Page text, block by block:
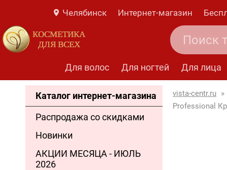
Челябинск Интернет-магазин
КОСМЕТИКА
ДЛЯ ВСЕХ
Для волос Для ногтей Для лица
Каталог интернет-магазина
Распродажа со скидками
Новинки
АКЦИИ МЕСЯЦА - ИЮЛЬ
2026
vista-centr.ru »
Professional